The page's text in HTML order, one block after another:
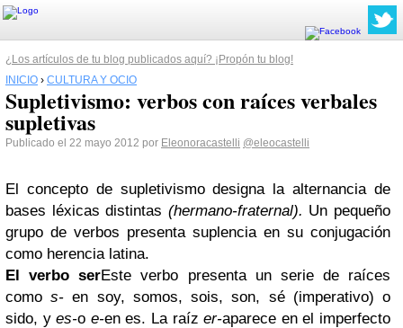
¿Los artículos de tu blog publicados aquí? ¡Propón tu blog!
INICIO › CULTURA Y OCIO
Supletivismo: verbos con raíces verbales
supletivas
Publicado el 22 mayo 2012 por Eleonoracastelli @eleocastelli
El concepto de supletivismo designa la alternancia de
bases léxicas distintas (hermano-fraternal). Un pequeño
grupo de verbos presenta suplencia en su conjugación
como herencia latina.
El verbo serEste verbo presenta un serie de raíces
comos- en soy, somos, sois, son, sé (imperativo) o
sido, yes-o e-en es. La raízer-aparece en el imperfecto